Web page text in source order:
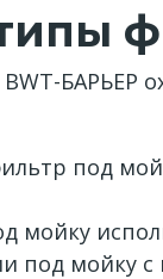
БАРЬЕР
под
мойку
под мойку